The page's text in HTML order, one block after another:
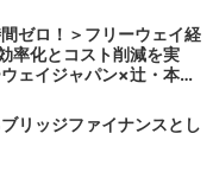
ゼロ！＞フリーウェイ経
率化とコスト削減を実
ェイジャパン×辻・本郷
リッジファイナンスとし